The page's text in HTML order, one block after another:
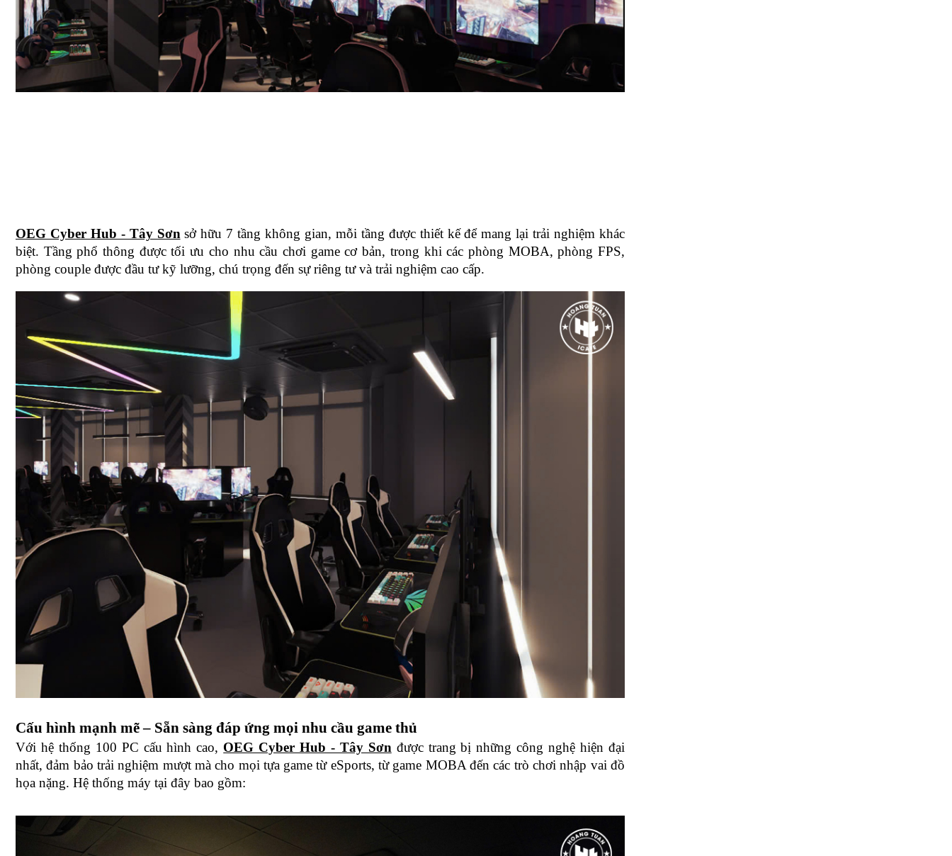
OEG Cyber Hub - Tây Sơn sở hữu 7 tầng không gian, mỗi tầng được thiết kế để mang lại trải nghiệm khác
biệt. Tầng phổ thông được tối ưu cho nhu cầu chơi game cơ bản, trong khi các phòng MOBA, phòng FPS,
phòng couple được đầu tư kỹ lưỡng, chú trọng đến sự riêng tư và trải nghiệm cao cấp.
Cấu hình mạnh mẽ – Sẵn sàng đáp ứng mọi nhu cầu game thủ
Với hệ thống 100 PC cấu hình cao, OEG Cyber Hub - Tây Sơn được trang bị những công nghệ hiện đại
nhất, đảm bảo trải nghiệm mượt mà cho mọi tựa game từ eSports, từ game MOBA đến các trò chơi nhập vai đồ
họa nặng. Hệ thống máy tại đây bao gồm: